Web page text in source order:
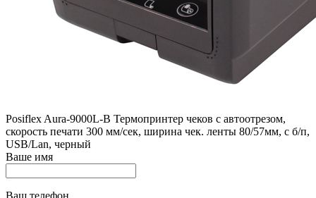
Posiflex Aura-9000L-В Термопринтер чеков с автоотрезом,
скорость печати 300 мм/сек, ширина чек. ленты 80/57мм, с б/п,
USB/Lan, черный
Ваше имя
Ваш телефон